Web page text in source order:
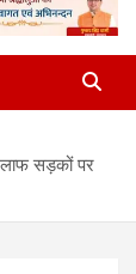
सड़कों पर